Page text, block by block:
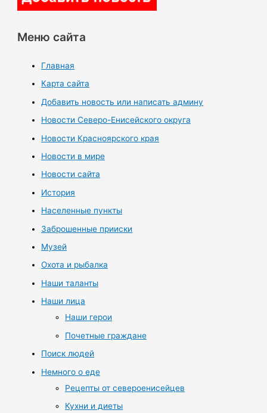
Меню сайта
Главная
Карта сайта
Добавить новость или написать админу
Новости Северо-Енисейского округа
Новости Красноярского края
Новости в мире
Новости сайта
История
Населенные пункты
Заброшенные прииски
Музей
Охота и рыбалка
Наши таланты
Наши лица
Наши герои
Почетные граждане
Поиск людей
Немного о еде
Рецепты от североенисейцев
Кухни и диеты